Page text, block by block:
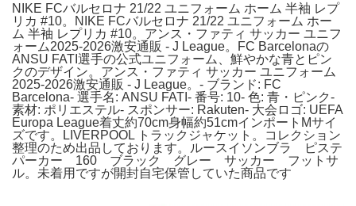
NIKE FCバルセロナ 21/22 ユニフォーム ホーム 半袖 レプ
リカ #10。NIKE FCバルセロナ 21/22 ユニフォーム ホー
ム 半袖 レプリカ #10。アンス・ファティ サッカー ユニフ
ォーム2025-2026激安通販 - J League。FC Barcelonaの
ANSU FATI選手の公式ユニフォーム、鮮やかな青とピン
クのデザイン。アンス・ファティ サッカー ユニフォーム
2025-2026激安通販 - J League。- ブランド: FC
Barcelona- 選手名: ANSU FATI- 番号: 10- 色: 青・ピンク-
素材: ポリエステル- スポンサー: Rakuten- 大会ロゴ: UEFA
Europa League着丈約70cm身幅約51cmインポートMサイ
ズです。LIVERPOOL トラックジャケット。コレクション
整理のため出品しております。ルースイソンブラ ピステ
パーカー 160 ブラック グレー サッカー フットサ
ル。未着用ですが開封自宅保管していた商品です